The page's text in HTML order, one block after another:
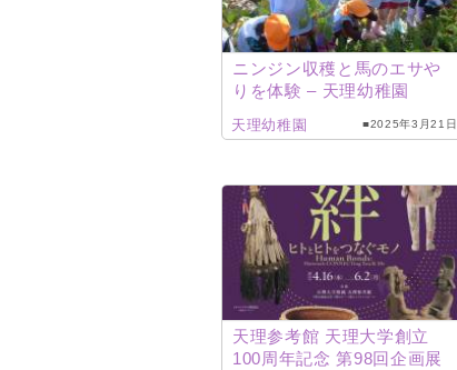
ニンジン収穫と馬のエサや
りを体験 – 天理幼稚園
天理幼稚園 ■2025年3月21日
天理参考館 天理大学創立
100周年記念 第98回企画展